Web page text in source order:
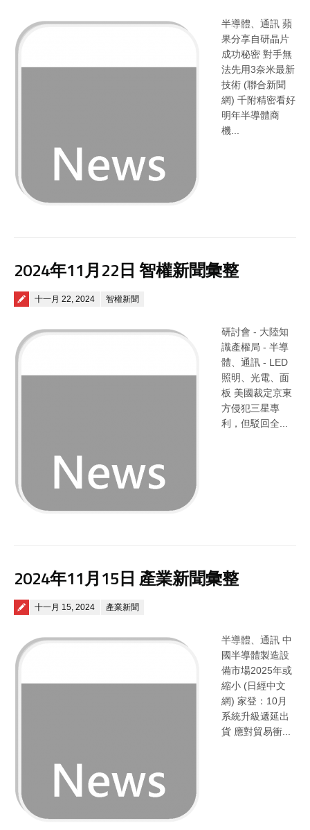
半導體、通訊 蘋
果分享自研晶片
成功秘密 對手無
法先用3奈米最新
技術 (聯合新聞
網) 千附精密看好
明年半導體商
機...
2024年11月22日 智權新聞彙整
Posted on
十一月 22, 2024 智權新聞
研討會 - 大陸知
識產權局 - 半導
體、通訊 - LED
照明、光電、面
板 美國裁定京東
方侵犯三星專
利，但駁回全...
2024年11月15日 產業新聞彙整
Posted on
十一月 15, 2024 產業新聞
半導體、通訊 中
國半導體製造設
備市場2025年或
縮小 (日經中文
網) 家登：10月
系統升級遞延出
貨 應對貿易衝...